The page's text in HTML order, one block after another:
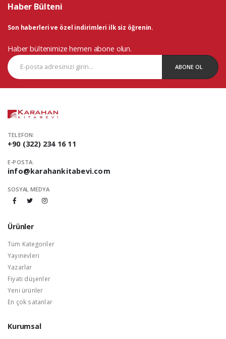
Haber Bülteni
Son haberleri ve özel indirimleri ilk siz öğrenin.
Haber bültenimize hemen abone olun.
ABONE OL
TELEFON:
+90 (322) 234 16 11
E-POSTA:
info@karahankitabevi.com
SOSYAL MEDYA
Ürünler
Tüm Kategoriler
Yayınevleri
Yazarlar
Fiyatı düşenler
Yeni ürünler
En çok satanlar
Kurumsal